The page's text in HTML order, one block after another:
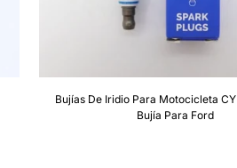
Bujías De Iridio Para Motocicleta
Bujía Para Ford